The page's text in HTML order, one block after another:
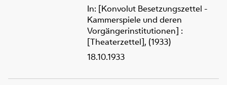
In: [Konvolut Besetzungszettel -
Kammerspiele und deren
Vorgängerinstitutionen] :
[Theaterzettel], (1933)
18.10.1933